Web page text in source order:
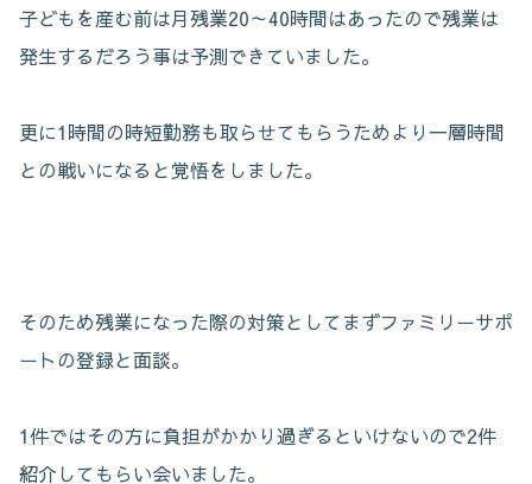
子どもを産む前は月残業20～40時間はあったので残業は
発生するだろう事は予測できていました。
更に1時間の時短勤務も取らせてもらうためより一層時間
との戦いになると覚悟をしました。
そのため残業になった際の対策としてまずファミリーサポ
ートの登録と面談。
1件ではその方に負担がかかり過ぎるといけないので2件
紹介してもらい会いました。